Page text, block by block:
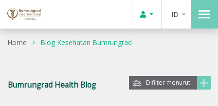
ID
Home Blog Kesehatan Bumrungrad
Bumrungrad Health Blog Difilter menurut